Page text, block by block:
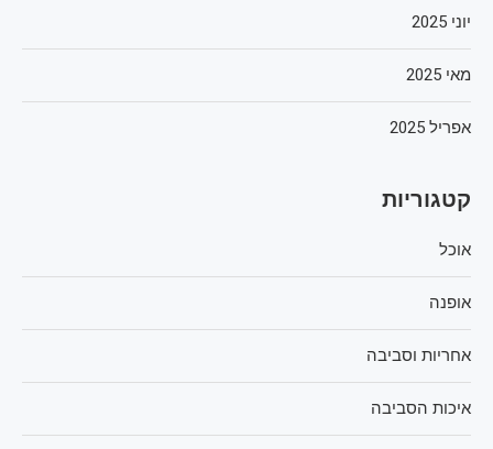
יוני 2025
מאי 2025
אפריל 2025
קטגוריות
אוכל
אופנה
אחריות וסביבה
איכות הסביבה